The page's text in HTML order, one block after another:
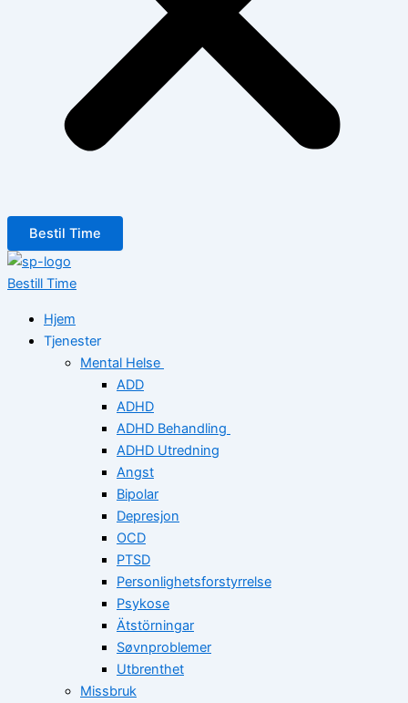
Bestil Time
Bestill Time
Hjem
Tjenester
Mental Helse
ADD
ADHD
ADHD Behandling
ADHD Utredning
Angst
Bipolar
Depresjon
OCD
PTSD
Personlighetsforstyrrelse
Psykose
Ätstörningar
Søvnproblemer
Utbrenthet
Missbruk